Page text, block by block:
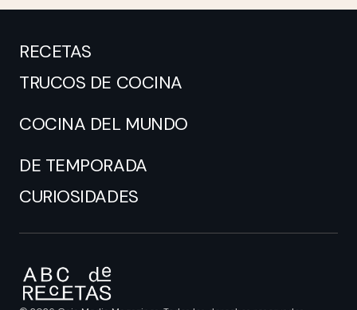
RECETAS
TRUCOS DE COCINA
COCINA DEL MUNDO
DE TEMPORADA
CURIOSIDADES